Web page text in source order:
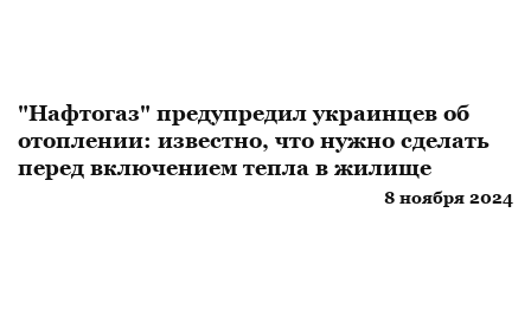
"Нафтогаз" предупредил украинцев об
отоплении: известно, что нужно сделать
перед включением тепла в жилище
8 ноября 2024